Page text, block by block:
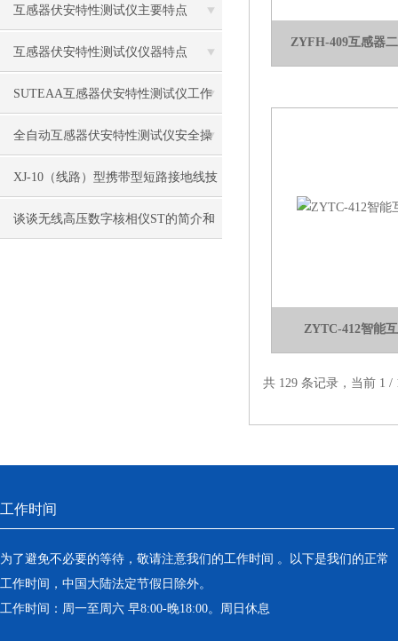
指标
互感器伏安特性测试仪主要特点
互感器伏安特性测试仪仪器特点
SUTEAA互感器伏安特性测试仪工作
原理
全自动互感器伏安特性测试仪安全操
作
XJ-10（线路）型携带型短路接地线技
术特点
谈谈无线高压数字核相仪ST的简介和
ZYFH-409互感器
ZYTC-412智能
共 129 条记录，当前
工作时间
为了避免不必要的等待，敬请注意我们的工作时间 。以下是我们的正常
工作时间，中国大陆法定节假日除外。
工作时间：周一至周六 早8:00-晚18:00。周日休息